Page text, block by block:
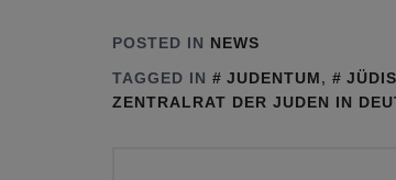
es, um einen
Faschisten zu
stoppen?
beigesetzt
POSTED IN NEWS
TAGGED IN
JUDENTUM,
ZENTRALRAT DER JUDEN IN